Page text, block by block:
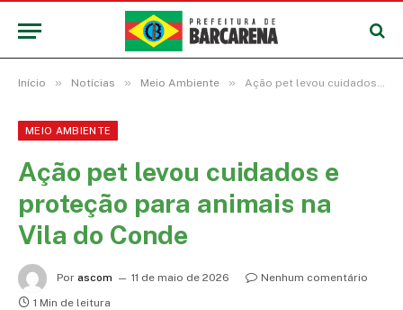
Início » Notícias » Meio Ambiente » Ação pet levou cuidados e proteção para animais na Vila do Conde
MEIO AMBIENTE
Ação pet levou cuidados e
proteção para animais na
Vila do Conde
Por ascom 11 de maio de 2026
Nenhum comentário
1 Min de leitura